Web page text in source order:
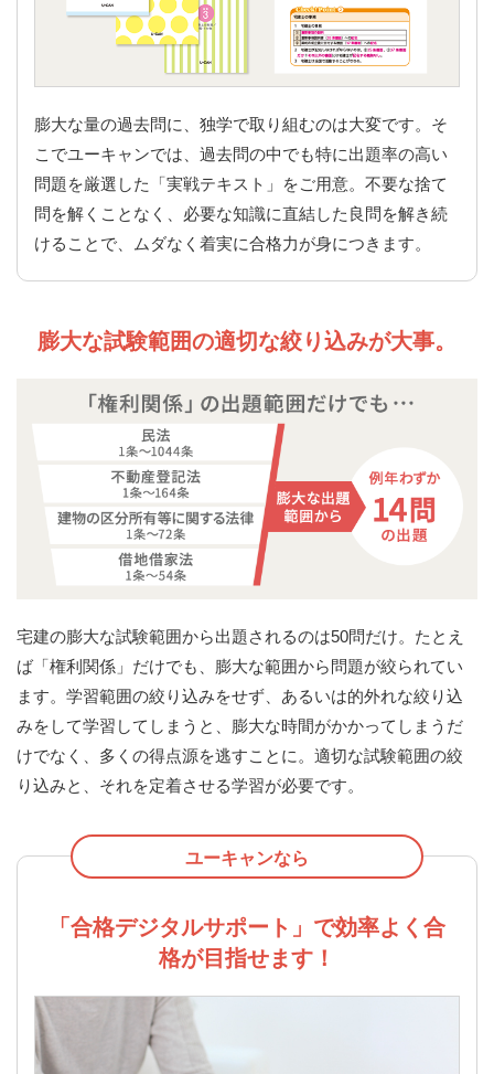
膨大な量の過去問に、独学で取り組むのは大変です。そ
こでユーキャンでは、過去問の中でも特に出題率の高い
問題を厳選した「実戦テキスト」をご用意。不要な捨て
問を解くことなく、必要な知識に直結した良問を解き続
けることで、ムダなく着実に合格力が身につきます。
膨大な試験範囲の適切な絞り込みが大事。
宅建の膨大な試験範囲から出題されるのは50問だけ。たとえ
ば「権利関係」だけでも、膨大な範囲から問題が絞られてい
ます。学習範囲の絞り込みをせず、あるいは的外れな絞り込
みをして学習してしまうと、膨大な時間がかかってしまうだ
けでなく、多くの得点源を逃すことに。適切な試験範囲の絞
り込みと、それを定着させる学習が必要です。
ユーキャンなら
「合格デジタルサポート」で効率よく合
格が目指せます！